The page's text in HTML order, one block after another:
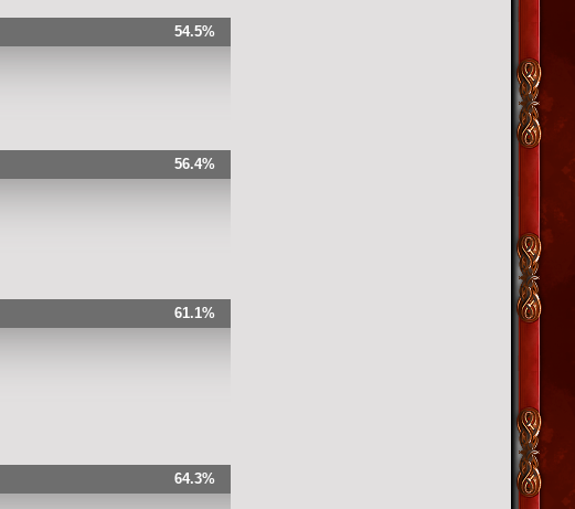
54.5%
56.4%
61.1%
64.3%